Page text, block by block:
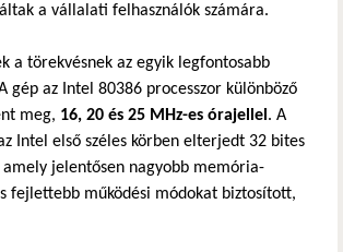
a vállalati felhasználók számára.
a törekvésnek az egyik legfontosabb
gép az Intel 80386 processzor különböző
meg, 16, 20 és 25 MHz-es órajellel . A
Intel első széles körben elterjedt 32 bites
amely jelentősen nagyobb memória-
fejlettebb működési módokat biztosított,